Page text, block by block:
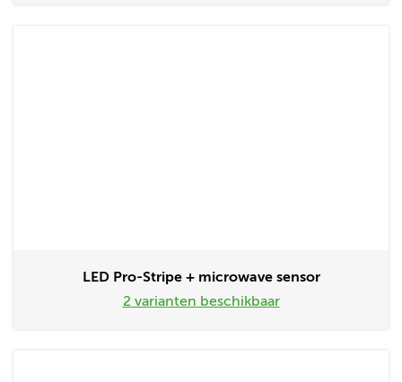
LED Pro-Stripe + microwave sensor
2 varianten beschikbaar